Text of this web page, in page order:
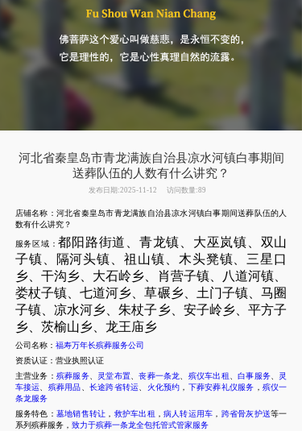
河北省秦皇岛市青龙满族自治县凉水河镇白事期间
送葬队伍的人数有什么讲究？
发布日期:2025-11-12 访问数量:89
店铺名称：河北省秦皇岛市青龙满族自治县凉水河镇白事期间送葬队伍的人
数有什么讲究？
服务区域：都阳路街道、青龙镇、大巫岚镇、双山
子镇、隔河头镇、祖山镇、木头凳镇、三星口
乡、干沟乡、大石岭乡、肖营子镇、八道河镇、
娄杖子镇、七道河乡、草碾乡、土门子镇、马圈
子镇、凉水河乡、朱杖子乡、安子岭乡、平方子
乡、茨榆山乡、龙王庙乡
公司名称： 福寿万年长殡葬服务公司
资质认证：营业执照认证
主营业务： 殡葬服务、 灵堂布置 、丧葬一条龙 殡仪车出租 、白事服务
灵
车接运
殡葬用品 长途跨省转运 火化预约 ， 下葬安葬礼仪服务 ， 殡仪一
条龙服务
服务特色： 墓地销售转让 ， 救护车出租 ， 病人转运用车 ， 跨省骨灰护送等一
系列殡葬服务， 致力于殡葬一条龙全包托管式管家服务